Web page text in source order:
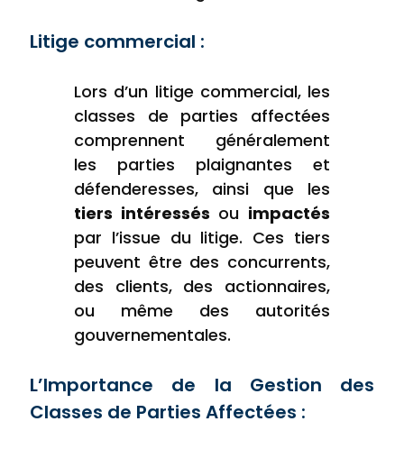
Litige commercial :
Lors d’un litige commercial, les
classes de parties affectées
comprennent généralement
les parties plaignantes et
défenderesses, ainsi que les
tiers intéressés ou impactés
par l’issue du litige. Ces tiers
peuvent être des concurrents,
des clients, des actionnaires,
ou même des autorités
gouvernementales.
L’Importance de la Gestion des
Classes de Parties Affectées :